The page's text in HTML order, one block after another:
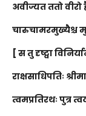
अवीज्यत ततो वीरो
चारुचामरमुख्यैश्च
[ स तु दृष्ट्वा
राक्षसाधिपतिः
त्वमप्रतिरथः पुत्र